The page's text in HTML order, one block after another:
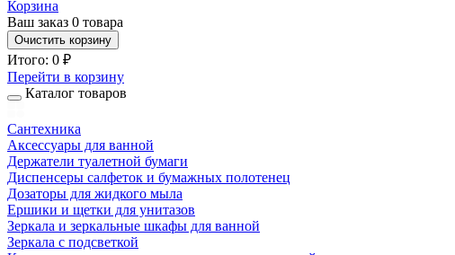
Корзина
Ваш заказ 0 товара
Очистить корзину
Итого: 0 ₽
Перейти в корзину
Каталог товаров
Сантехника
Аксессуары для ванной
Держатели туалетной бумаги
Диспенсеры салфеток и бумажных полотенец
Дозаторы для жидкого мыла
Ершики и щетки для унитазов
Зеркала и зеркальные шкафы для ванной
Зеркала с подсветкой